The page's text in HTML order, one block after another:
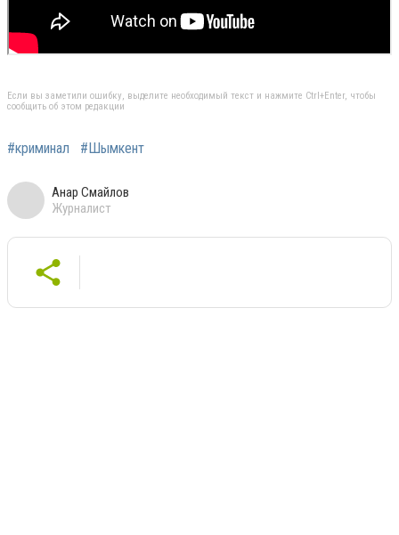
Если вы заметили ошибку, выделите необходимый текст и нажмите Ctrl+Enter, чтобы
сообщить об этом редакции
#криминал #Шымкент
Анар Смайлов
Журналист